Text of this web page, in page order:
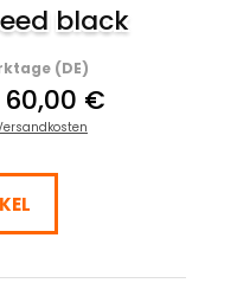
black
(DE)
60,00 €